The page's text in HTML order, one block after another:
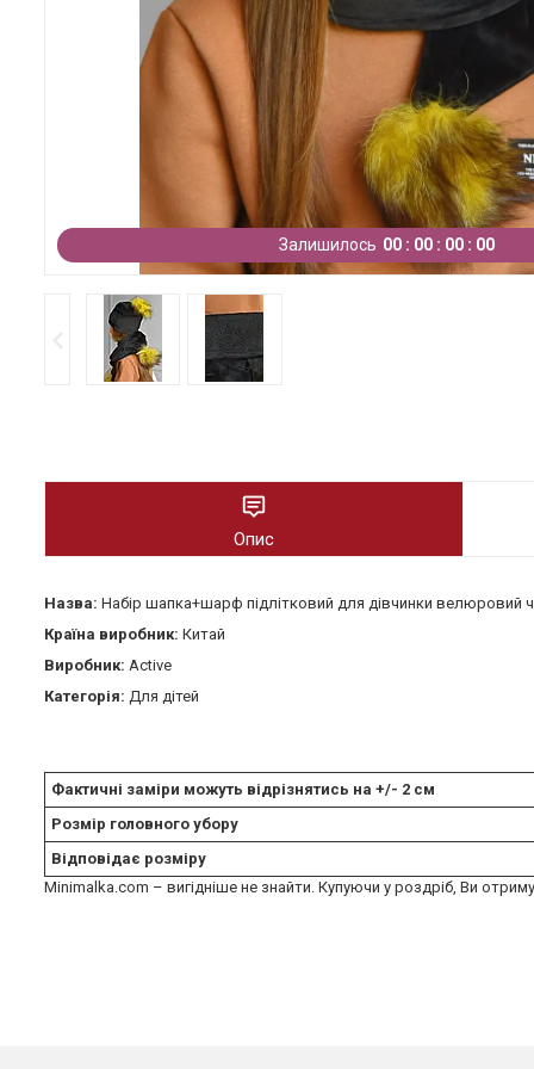
Залишилось 00 00 00 00
Опис
Назва: Набір шапка+шарф підлітковий для дівчинки велюровий
Країна виробник: Китай
Виробник: Active
Категорія: Для дітей
Фактичні заміри можуть відрізнятись на +/- 2 см
Розмір головного убору
Відповідає розміру
Minimalka.com – вигідніше не знайти. Купуючи у роздріб, Ви